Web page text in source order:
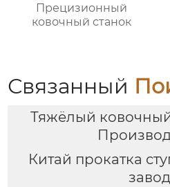
Прецизионный
ковочный станок
Связанный
Тяжёлый
Китай прокатка